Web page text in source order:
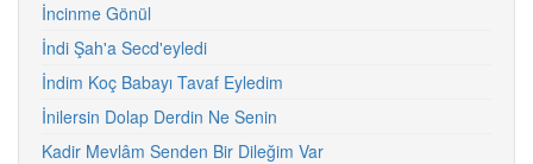
İncinme Gönül
İndi Şah'a Secd'eyledi
İndim Koç Babayı Tavaf Eyledim
İnilersin Dolap Derdin Ne Senin
Kadir Mevlâm Senden Bir Dileğim Var